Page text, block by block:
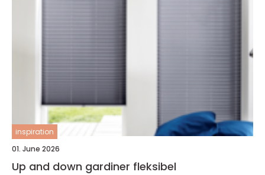
inspiration
01. June 2026
Up and down gardiner fleksibel